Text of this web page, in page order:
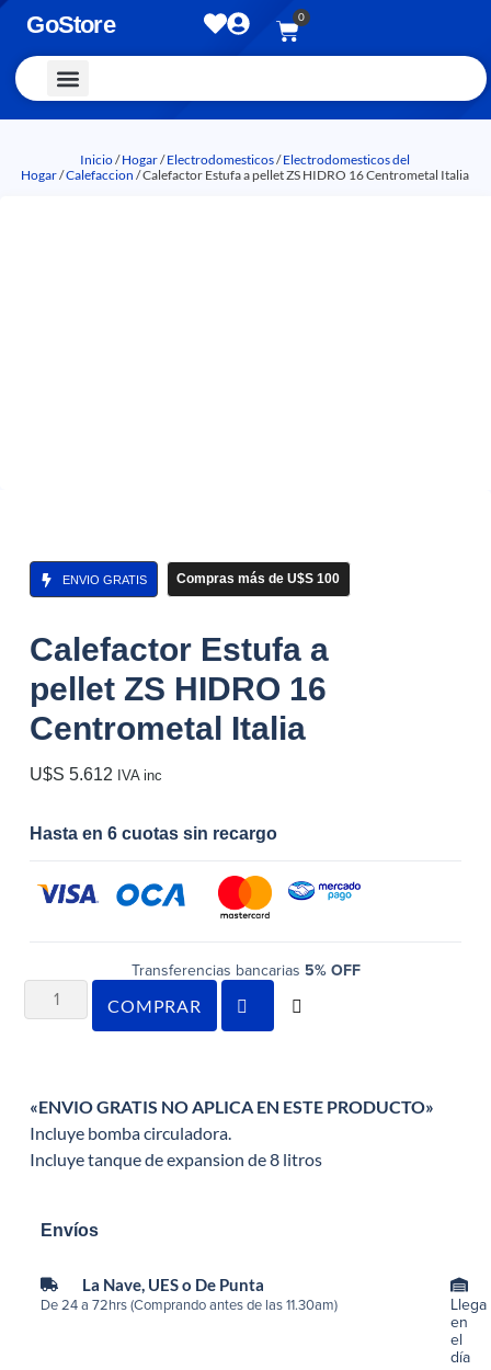
GoStore 0
Inicio/Hogar/Electrodomesticos/Electrodomesticos del
Hogar/Calefaccion / Calefactor Estufa a pellet ZS HIDRO 16 Centrometal Italia
ENVIO GRATIS Compras más de U$S 100
Calefactor Estufa a
pellet ZS HIDRO 16
Centrometal Italia
U$S 5.612 IVA inc
Hasta en 6 cuotas sin recargo
Transferencias bancarias 5% OFF
COMPRAR
«ENVIO GRATIS NO APLICA EN ESTE PRODUCTO»
Incluye bomba circuladora.
Incluye tanque de expansion de 8 litros
Envíos
La Nave, UES o De Punta
De 24 a 72hrs (Comprando antes de las 11.30am)
Llega
en
el
día